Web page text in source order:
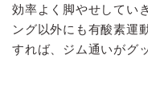
効率よく脚やせしてい
ング以外にも有酸素運
すれば、ジム通いがグ